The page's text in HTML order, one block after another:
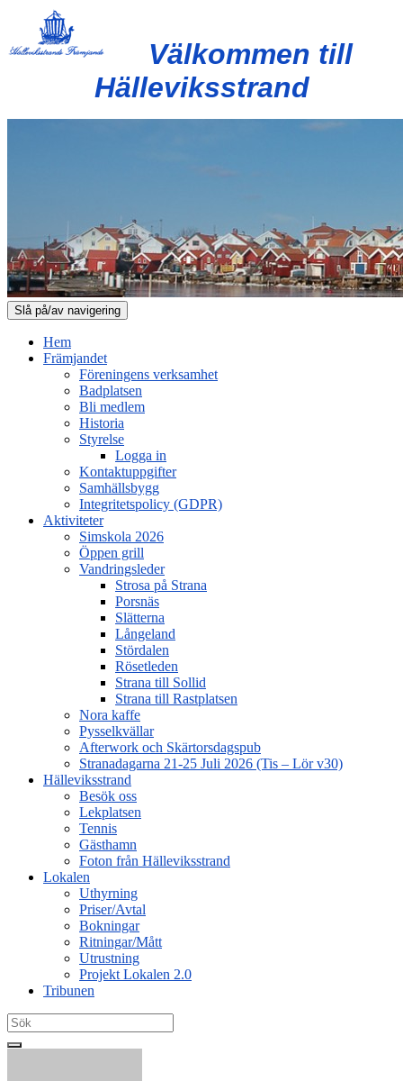
Välkommen till
Hälleviksstrand
Slå på/av navigering
Hem
Främjandet
Föreningens verksamhet
Badplatsen
Bli medlem
Historia
Styrelse
Logga in
Kontaktuppgifter
Samhällsbygg
Integritetspolicy (GDPR)
Aktiviteter
Simskola 2026
Öppen grill
Vandringsleder
Strosa på Strana
Porsnäs
Slätterna
Långeland
Stördalen
Rösetleden
Strana till Sollid
Strana till Rastplatsen
Nora kaffe
Pysselkvällar
Afterwork och Skärtorsdagspub
Stranadagarna 21-25 Juli 2026 (Tis – Lör v30)
Hälleviksstrand
Besök oss
Lekplatsen
Tennis
Gästhamn
Foton från Hälleviksstrand
Lokalen
Uthyrning
Priser/Avtal
Bokningar
Ritningar/Mått
Utrustning
Projekt Lokalen 2.0
Tribunen
Search
for: